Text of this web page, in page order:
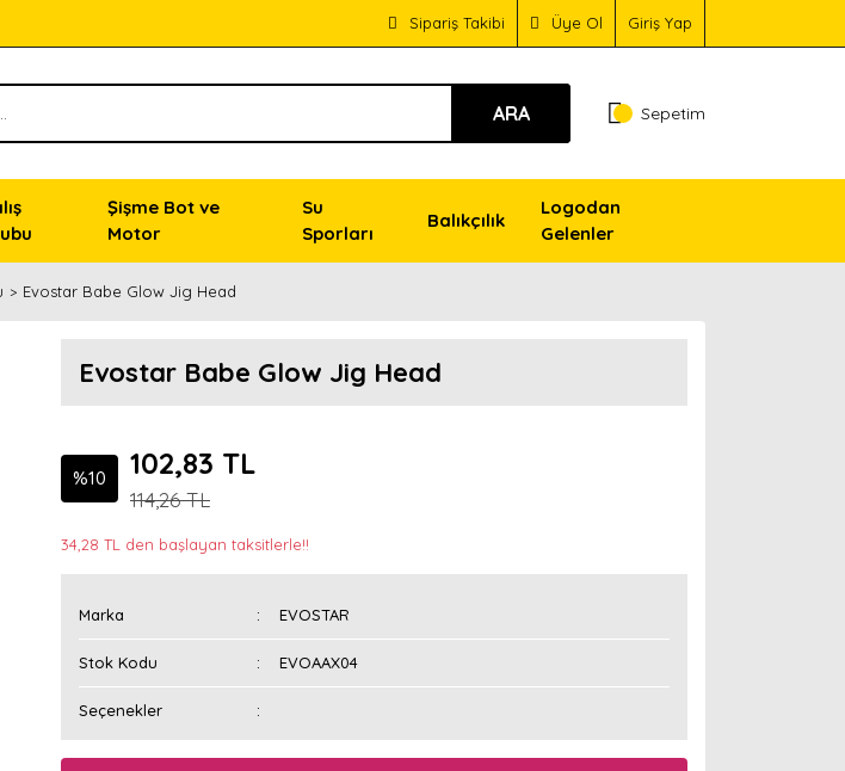
Sipariş Takibi Üye Ol Giriş Yap
ARA Sepetim
Şişme Bot ve
Motor
Su
Sporları
Balıkçılık
Logodan
Gelenler
Evostar Babe Glow Jig Head
Evostar Babe Glow Jig Head
%10 102,83 TL
114,26 TL
34,28 TL den başlayan taksitlerle!!
Marka EVOSTAR
Stok Kodu EVOAAX04
Seçenekler